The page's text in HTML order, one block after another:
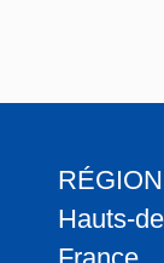
RÉGION
Hauts-